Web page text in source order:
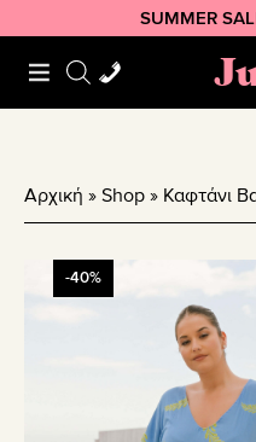
to
primary
to
main
to
footer
SUMMER
Αρχική » Shop » Καφτάνι
-40%